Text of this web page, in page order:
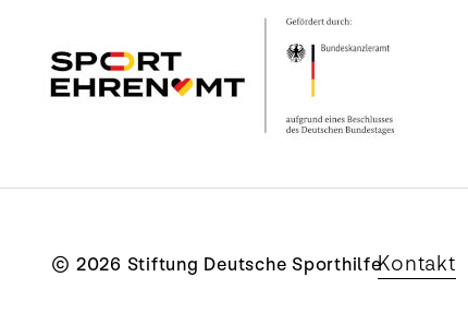
© 2026 Stiftung Deutsche SporthilfeKontakt